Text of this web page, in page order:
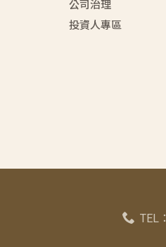
公司治理
投資人專區
TEL：